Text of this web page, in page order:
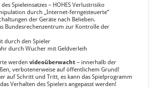
Spieleinsatzes – HOHES Verlustrisiko
durch „Internet-ferngesteuerte“
der Geräte nach Belieben.
Bundesrechenzentrum zur Kontrolle der
durch den Spieler
durch Wucher mit Geldverleih
werdenvideoüberwacht– innerhalb der
verbotenerweise auf öffentlichem Grund!
auf Schritt und Tritt, es kann das Spielprogramm
Verhalten des Spielers angepasst werden!